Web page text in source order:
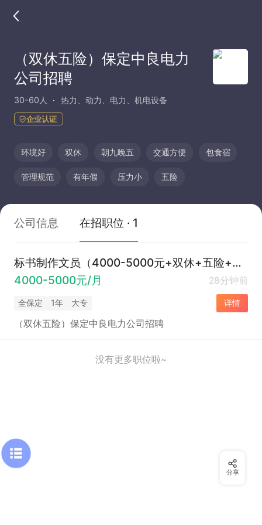
（双休五险）保定中良电力
公司招聘
30-60人 热力、动力、电力、机电设备
企业认证
环境好 双休 朝九晚五 交通方便 包食宿
管理规范 有年假 压力小 五险
公司信息 在招职位 · 1
标书制作文员（4000-5000元+双休+五险+白班+食宿）
4000-5000元/月
28分钟前
全保定 1年 大专 详情
（双休五险）保定中良电力公司招聘
没有更多职位啦~
分享